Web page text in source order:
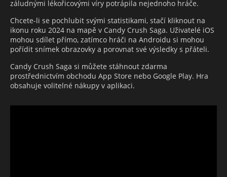
záludnými lékořicovými víry potrápila nejednoho hráče.
Chcete-li se pochlubit svými statistikami, stačí kliknout na
ikonu roku 2024 na mapě v Candy Crush Saga. Uživatelé iOS
mohou sdílet přímo, zatímco hráči na Androidu si mohou
pořídit snímek obrazovky a porovnat své výsledky s přáteli.
Candy Crush Saga si můžete stáhnout zdarma
prostřednictvím obchodu App Store nebo Google Play. Hra
obsahuje volitelné nákupy v aplikaci.